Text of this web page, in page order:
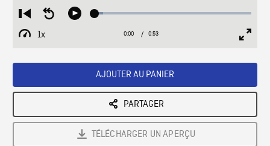
Restart
from
beginning
Seek
Play Loaded:
1x
Playback
Current
0:00 / Duration
0:53
AJOUTER AU PANIER
PARTAGER
TÉLÉCHARGER UN APERÇU